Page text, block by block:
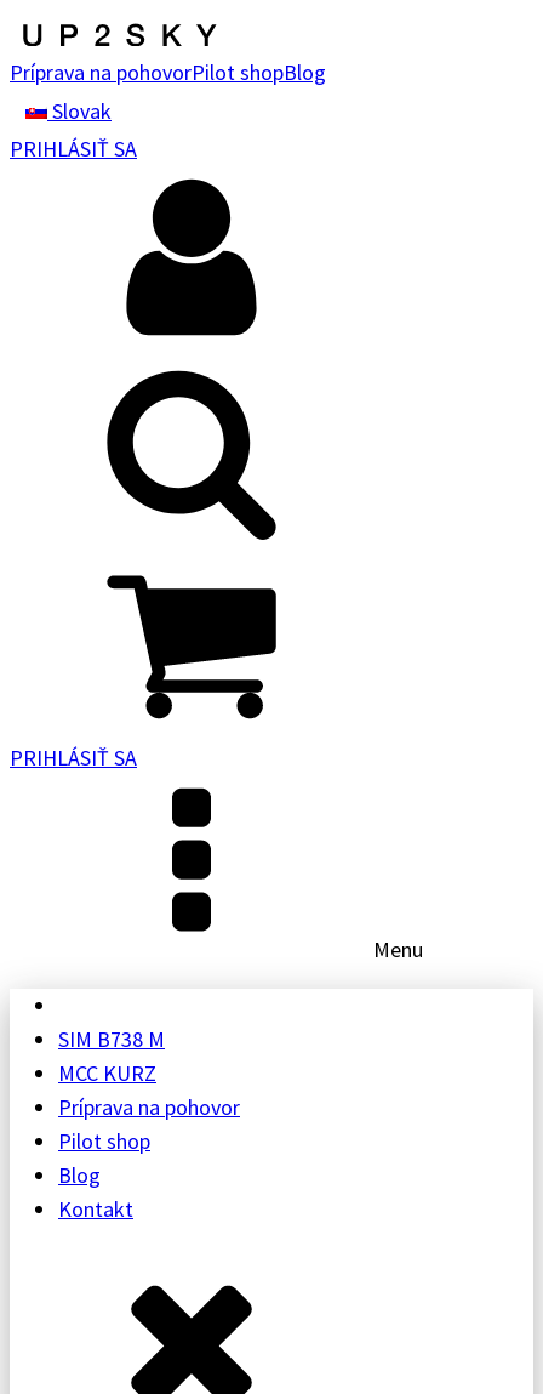
Príprava na pohovorPilot shopBlog
Slovak
PRIHLÁSIŤ SA
PRIHLÁSIŤ SA
Menu
SIM B738 M
MCC KURZ
Príprava na pohovor
Pilot shop
Blog
Kontakt